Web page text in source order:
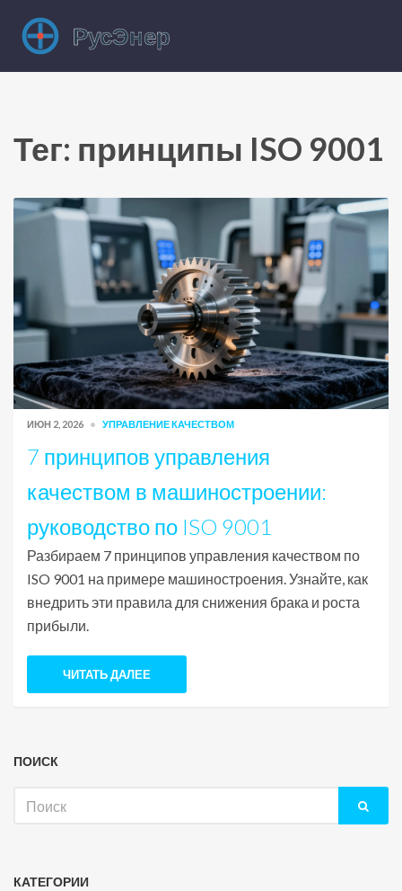
Тег: принципы ISO 9001
ИЮН 2, 2026 УПРАВЛЕНИЕ КАЧЕСТВОМ
7 принципов управления
качеством в машиностроении:
руководство по ISO 9001
Разбираем 7 принципов управления качеством по
ISO 9001 на примере машиностроения. Узнайте, как
внедрить эти правила для снижения брака и роста
прибыли.
ЧИТАТЬ ДАЛЕЕ
ПОИСК
КАТЕГОРИИ